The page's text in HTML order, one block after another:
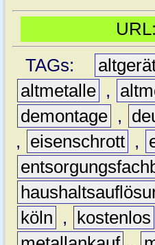
TAGs:
altmetalle ,
demontage ,
,
eisenschrott ,
köln
, kostenlos